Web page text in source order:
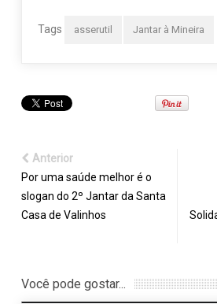
Tags asserutil Jantar à Mineira
Anterior
Por uma saúde melhor é o
slogan do 2º Jantar da Santa
Casa de Valinhos
Você pode gostar...